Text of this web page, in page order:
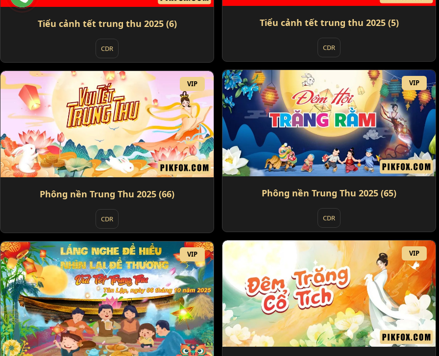
Tiểu cảnh tết trung thu 2025 (5)
CDR
Tiểu cảnh tết trung thu 2025 (6)
CDR
VIP
Phông nền Trung Thu 2025 (65)
CDR
VIP
Phông nền Trung Thu 2025 (66)
CDR
VIP
VIP